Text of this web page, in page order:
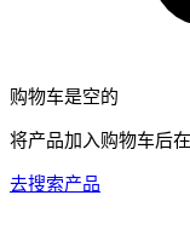
购物车是空的
将产品加入购物车后
去搜索产品